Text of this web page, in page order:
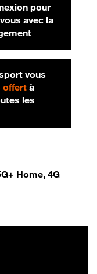
pour
avec la
vous
offertà
les
Home, 4G